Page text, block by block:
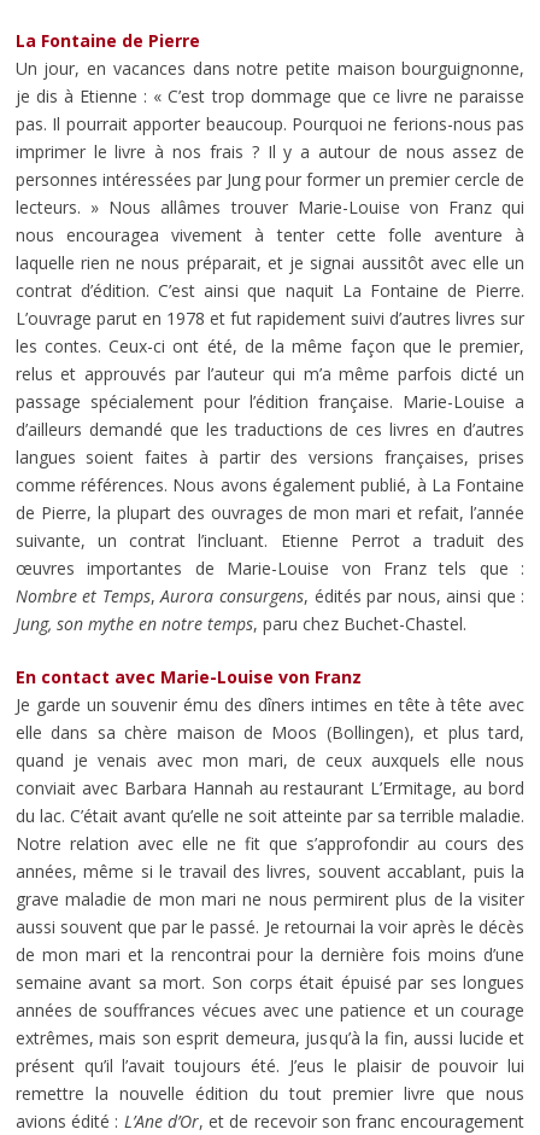
La Fontaine de Pierre
Un jour, en vacances dans notre petite maison bourguignonne,
je dis à Etienne : « C’est trop dommage que ce livre ne paraisse
pas. Il pourrait apporter beaucoup. Pourquoi ne ferions-nous pas
imprimer le livre à nos frais ? Il y a autour de nous assez de
personnes intéressées par Jung pour former un premier cercle de
lecteurs. » Nous allâmes trouver Marie-Louise von Franz qui
nous encouragea vivement à tenter cette folle aventure à
laquelle rien ne nous préparait, et je signai aussitôt avec elle un
contrat d’édition. C’est ainsi que naquit La Fontaine de Pierre.
L’ouvrage parut en 1978 et fut rapidement suivi d’autres livres sur
les contes. Ceux-ci ont été, de la même façon que le premier,
relus et approuvés par l’auteur qui m’a même parfois dicté un
passage spécialement pour l’édition française. Marie-Louise a
d’ailleurs demandé que les traductions de ces livres en d’autres
langues soient faites à partir des versions françaises, prises
comme références. Nous avons également publié, à La Fontaine
de Pierre, la plupart des ouvrages de mon mari et refait, l’année
suivante, un contrat l’incluant. Etienne Perrot a traduit des
œuvres importantes de Marie-Louise von Franz tels que :
Nombre et Temps,Aurora consurgens, édités par nous, ainsi que :
Jung, son mythe en notre temps, paru chez Buchet-Chastel.
En contact avec Marie-Louise von Franz
Je garde un souvenir ému des dîners intimes en tête à tête avec
elle dans sa chère maison de Moos (Bollingen), et plus tard,
quand je venais avec mon mari, de ceux auxquels elle nous
conviait avec Barbara Hannah au restaurant L’Ermitage, au bord
du lac. C’était avant qu’elle ne soit atteinte par sa terrible maladie.
Notre relation avec elle ne fit que s’approfondir au cours des
années, même si le travail des livres, souvent accablant, puis la
grave maladie de mon mari ne nous permirent plus de la visiter
aussi souvent que par le passé. Je retournai la voir après le décès
de mon mari et la rencontrai pour la dernière fois moins d’une
semaine avant sa mort. Son corps était épuisé par ses longues
années de souffrances vécues avec une patience et un courage
extrêmes, mais son esprit demeura, jusqu’à la fin, aussi lucide et
présent qu’il l’avait toujours été. J’eus le plaisir de pouvoir lui
remettre la nouvelle édition du tout premier livre que nous
avions édité : L’Ane d’Or, et de recevoir son franc encouragement